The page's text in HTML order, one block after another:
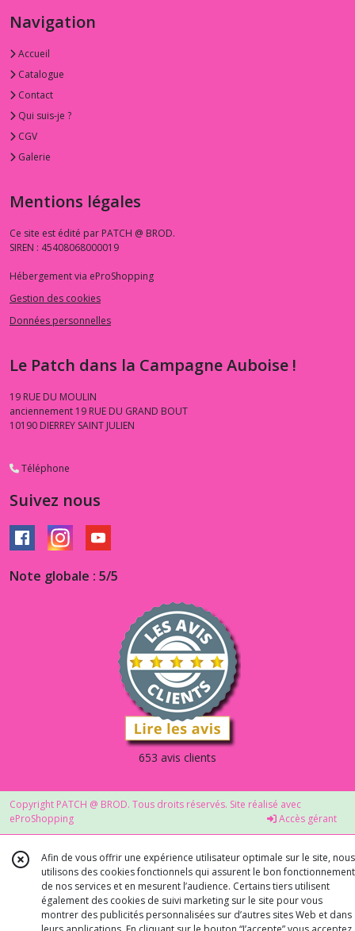
Navigation
Accueil
Catalogue
Contact
Qui suis-je ?
CGV
Galerie
Mentions légales
Ce site est édité par PATCH @ BROD.
SIREN : 45408068000019
Hébergement via eProShopping
Gestion des cookies
Données personnelles
Le Patch dans la Campagne Auboise !
19 RUE DU MOULIN
anciennement 19 RUE DU GRAND BOUT
10190 DIERREY SAINT JULIEN
Téléphone
Suivez nous
Note globale : 5/5
653 avis clients
Copyright PATCH @ BROD. Tous droits réservés. Site réalisé avec
eProShopping
Accès gérant
Afin de vous offrir une expérience utilisateur optimale sur le site, nous
utilisons des cookies fonctionnels qui assurent le bon fonctionnement
de nos services et en mesurent l’audience. Certains tiers utilisent
également des cookies de suivi marketing sur le site pour vous
montrer des publicités personnalisées sur d’autres sites Web et dans